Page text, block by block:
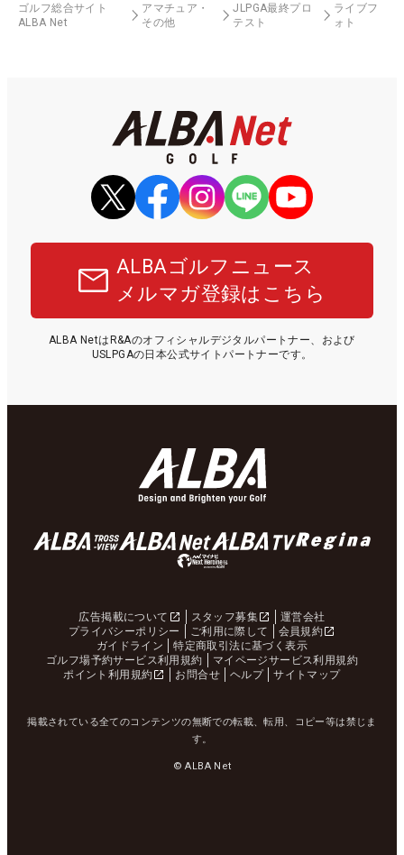
ゴルフ総合サイト
ALBA Net
アマチュア・
その他
JLPGA最終プロ
テスト
ライブフ
ォト
ALBAゴルフニュース
メルマガ登録はこちら
ALBA NetはR&Aのオフィシャルデジタルパートナー、および
USLPGAの日本公式サイトパートナーです。
広告掲載について スタッフ募集
運営会社
プライバシーポリシー
ご利用に際して
会員規約
ガイドライン
特定商取引法に基づく表示
ゴルフ場予約サービス利用規約
マイページサービス利用規約
ポイント利用規約
お問合せ ヘルプ サイトマップ
掲載されている全てのコンテンツの無断での転載、転用、コピー等は禁じま
す。
© ALBA Net